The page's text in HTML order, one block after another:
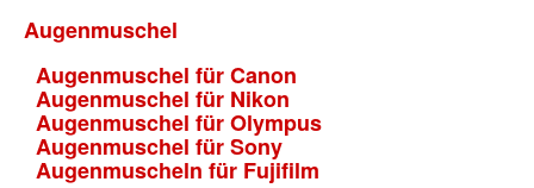
Augenmuschel
Augenmuschel für Canon
Augenmuschel für Nikon
Augenmuschel für Olympus
Augenmuschel für Sony
Augenmuscheln für Fujifilm